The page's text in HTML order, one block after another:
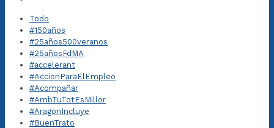
Todo
#150años
#25años500veranos
#25añosFdMA
#accelerant
#AccionParaElEmpleo
#Acompañar
#AmbTuTotEsMillor
#AragonIncluye
#BuenTrato